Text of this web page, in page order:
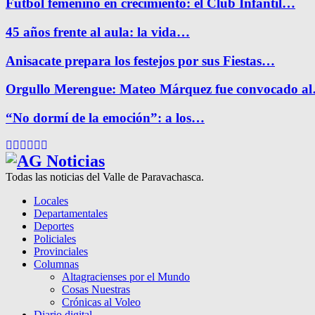
Fútbol femenino en crecimiento: el Club Infantil…
45 años frente al aula: la vida…
Anisacate prepara los festejos por sus Fiestas…
Orgullo Merengue: Mateo Márquez fue convocado
“No dormí de la emoción”: a los…
Facebook
Twitter
Instagram
Pinterest
Google
Todas las noticias del Valle de Paravachasca.
Locales
Departamentales
Deportes
Policiales
Provinciales
Columnas
Altagracienses por el Mundo
Cosas Nuestras
Crónicas al Voleo